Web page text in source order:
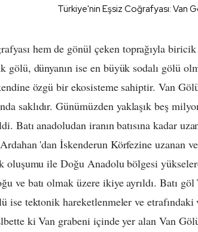
Türkiye'nin Eşsiz Coğrafyası: Van
hem de gönül çeken toprağıyla
gölü, dünyanın ise en büyük sodalı gölü
özgü bir ekosisteme sahiptir. Van
saklıdır. Günümüzden yaklaşık beş
Batı anadoludan iranın batısına kadar
'dan İskenderun Körfezine uzanan
oluşumu ile Doğu Anadolu bölgesi
ve batı olmak üzere ikiye ayrıldı. Batı
ise tektonik hareketlenmeler ve
ki Van grabeni içinde yer alan Van